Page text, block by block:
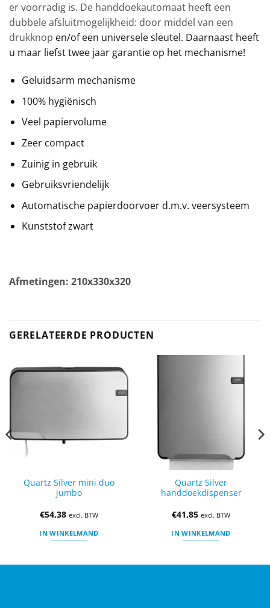
er voorradig is. De handdoekautomaat heeft een
dubbele afsluitmogelijkheid: door middel van een
drukknop en/of een universele sleutel. Daarnaast heeft
u maar liefst twee jaar garantie op het mechanisme!
Geluidsarm mechanisme
100% hygiënisch
Veel papiervolume
Zeer compact
Zuinig in gebruik
Gebruiksvriendelijk
Automatische papierdoorvoer d.m.v. veersysteem
Kunststof zwart
Afmetingen: 210x330x320
GERELATEERDE PRODUCTEN
Quartz Silver mini duo
jumbo
€54,38 excl. BTW
IN WINKELMAND
Quartz Silver
handdoekdispenser
€41,85 excl. BTW
IN WINKELMAND